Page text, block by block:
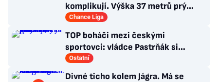
komplikují. Výška 37 metrů prý
narušuje výhled na centrum
Chance Liga
TOP boháči mezi českými
sportovci: vládce Pastrňák si
pohoršil, překvapil „nejotravnější“
hráč
Ostatní
Divné ticho kolem Jágra. Má se